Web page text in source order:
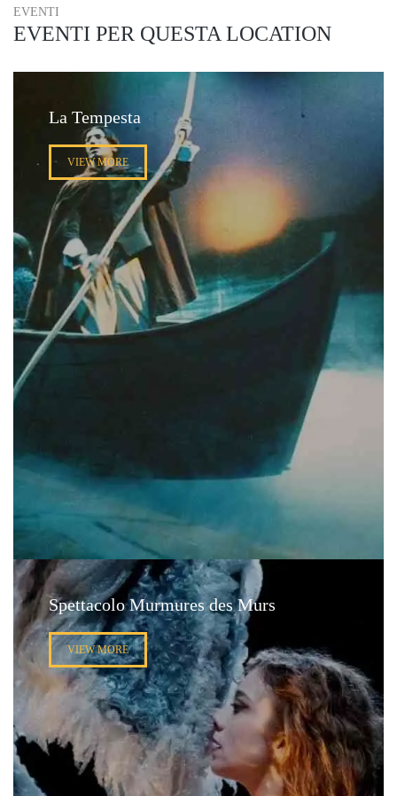
EVENTI
EVENTI PER QUESTA LOCATION
La Tempesta
VIEW MORE
Spettacolo Murmures des Murs
VIEW MORE